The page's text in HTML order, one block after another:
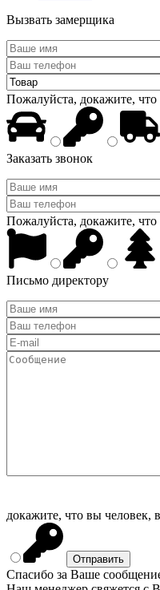
Вызвать замерщика
Пожалуйста, докажите,
Заказать звонок
Пожалуйста, докажите,
Письмо директору
докажите, что вы человек,
Спасибо за Ваше